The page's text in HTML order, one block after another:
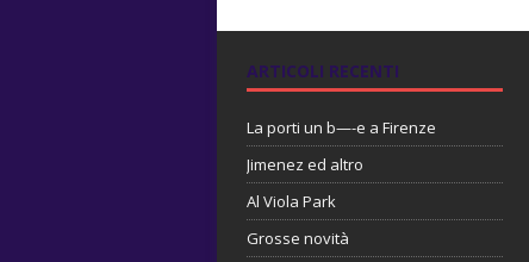
ARTICOLI RECENTI
La porti un b—-e a Firenze
Jimenez ed altro
Al Viola Park
Grosse novità